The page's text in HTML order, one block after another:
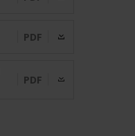
PDF
PDF